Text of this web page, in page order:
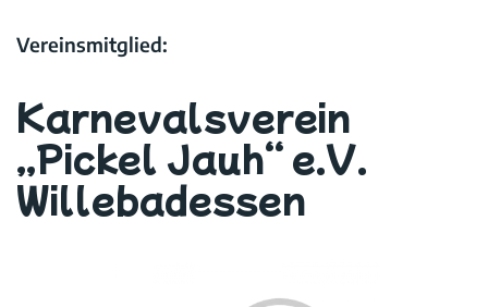
Der BWK
Kontakt
Suche
nach:
Vereinsmitglied:
Karnevalsverein
„Pickel Jauh“ e.V.
Willebadessen